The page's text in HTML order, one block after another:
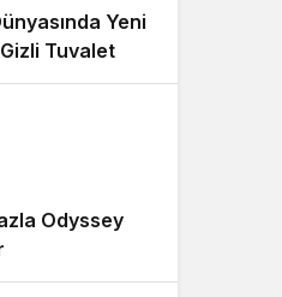
Yeni
Tuvalet
Odyssey